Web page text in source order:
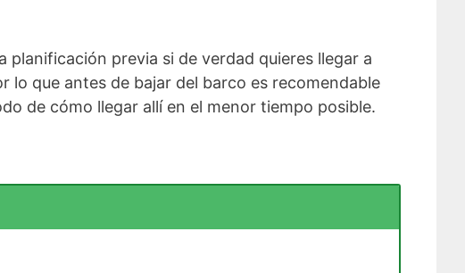
previa si de verdad quieres llegar a
lo que antes de bajar del barco es recomendable
de cómo llegar allí en el menor tiempo posible.